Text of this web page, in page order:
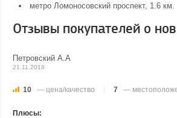
метро Ломоносовский проспект, 1.6 км.
Отзывы покупателей о
Петровский А.А
21.11.2018
10 — цена/качество 7 —
Плюсы: